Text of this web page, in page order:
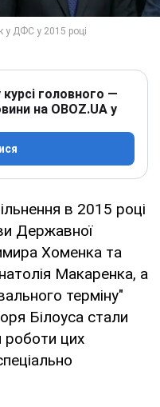
головного —
на OBOZ.UA у
в 2015 році
Державної
Хоменка та
Макаренка, а
терміну"
Білоуса стали
роботи цих